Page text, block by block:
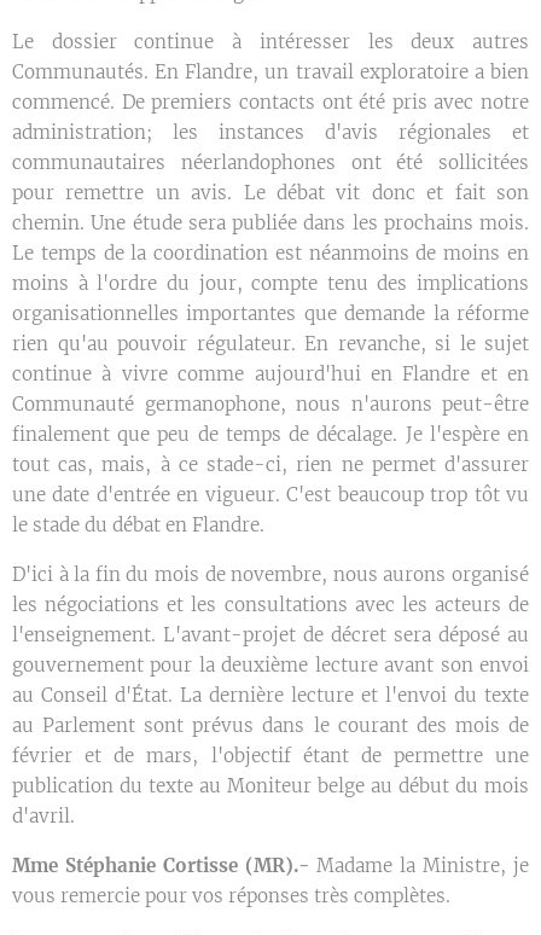
Le dossier continue à intéresser les deux autres
Communautés. En Flandre, un travail exploratoire a bien
commencé. De premiers contacts ont été pris avec notre
administration; les instances d'avis régionales et
communautaires néerlandophones ont été sollicitées
pour remettre un avis. Le débat vit donc et fait son
chemin. Une étude sera publiée dans les prochains mois.
Le temps de la coordination est néanmoins de moins en
moins à l'ordre du jour, compte tenu des implications
organisationnelles importantes que demande la réforme
rien qu'au pouvoir régulateur. En revanche, si le sujet
continue à vivre comme aujourd'hui en Flandre et en
Communauté germanophone, nous n'aurons peut-être
finalement que peu de temps de décalage. Je l'espère en
tout cas, mais, à ce stade-ci, rien ne permet d'assurer
une date d'entrée en vigueur. C'est beaucoup trop tôt vu
le stade du débat en Flandre.
D'ici à la fin du mois de novembre, nous aurons organisé
les négociations et les consultations avec les acteurs de
l'enseignement. L'avant-projet de décret sera déposé au
gouvernement pour la deuxième lecture avant son envoi
au Conseil d'État. La dernière lecture et l'envoi du texte
au Parlement sont prévus dans le courant des mois de
février et de mars, l'objectif étant de permettre une
publication du texte au Moniteur belge au début du mois
d'avril.
Mme Stéphanie Cortisse (MR).- Madame la Ministre, je
vous remercie pour vos réponses très complètes.